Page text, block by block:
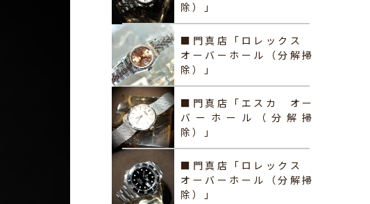
除）」
■門真店「ロレックス
オーバーホール（分解掃
除）」
■門真店「エスカ オー
バーホール（分解掃
除）」
■門真店「ロレックス
オーバーホール（分解掃
除）」